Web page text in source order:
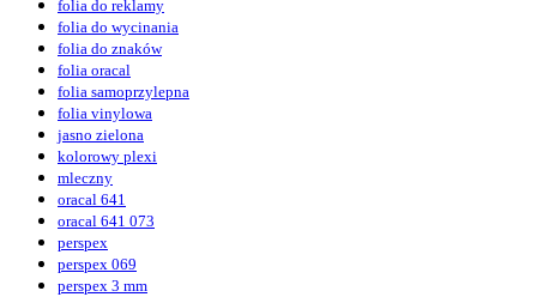
folia do reklamy
folia do wycinania
folia do znaków
folia oracal
folia samoprzylepna
folia vinylowa
jasno zielona
kolorowy plexi
mleczny
oracal 641
oracal 641 073
perspex
perspex 069
perspex 3 mm